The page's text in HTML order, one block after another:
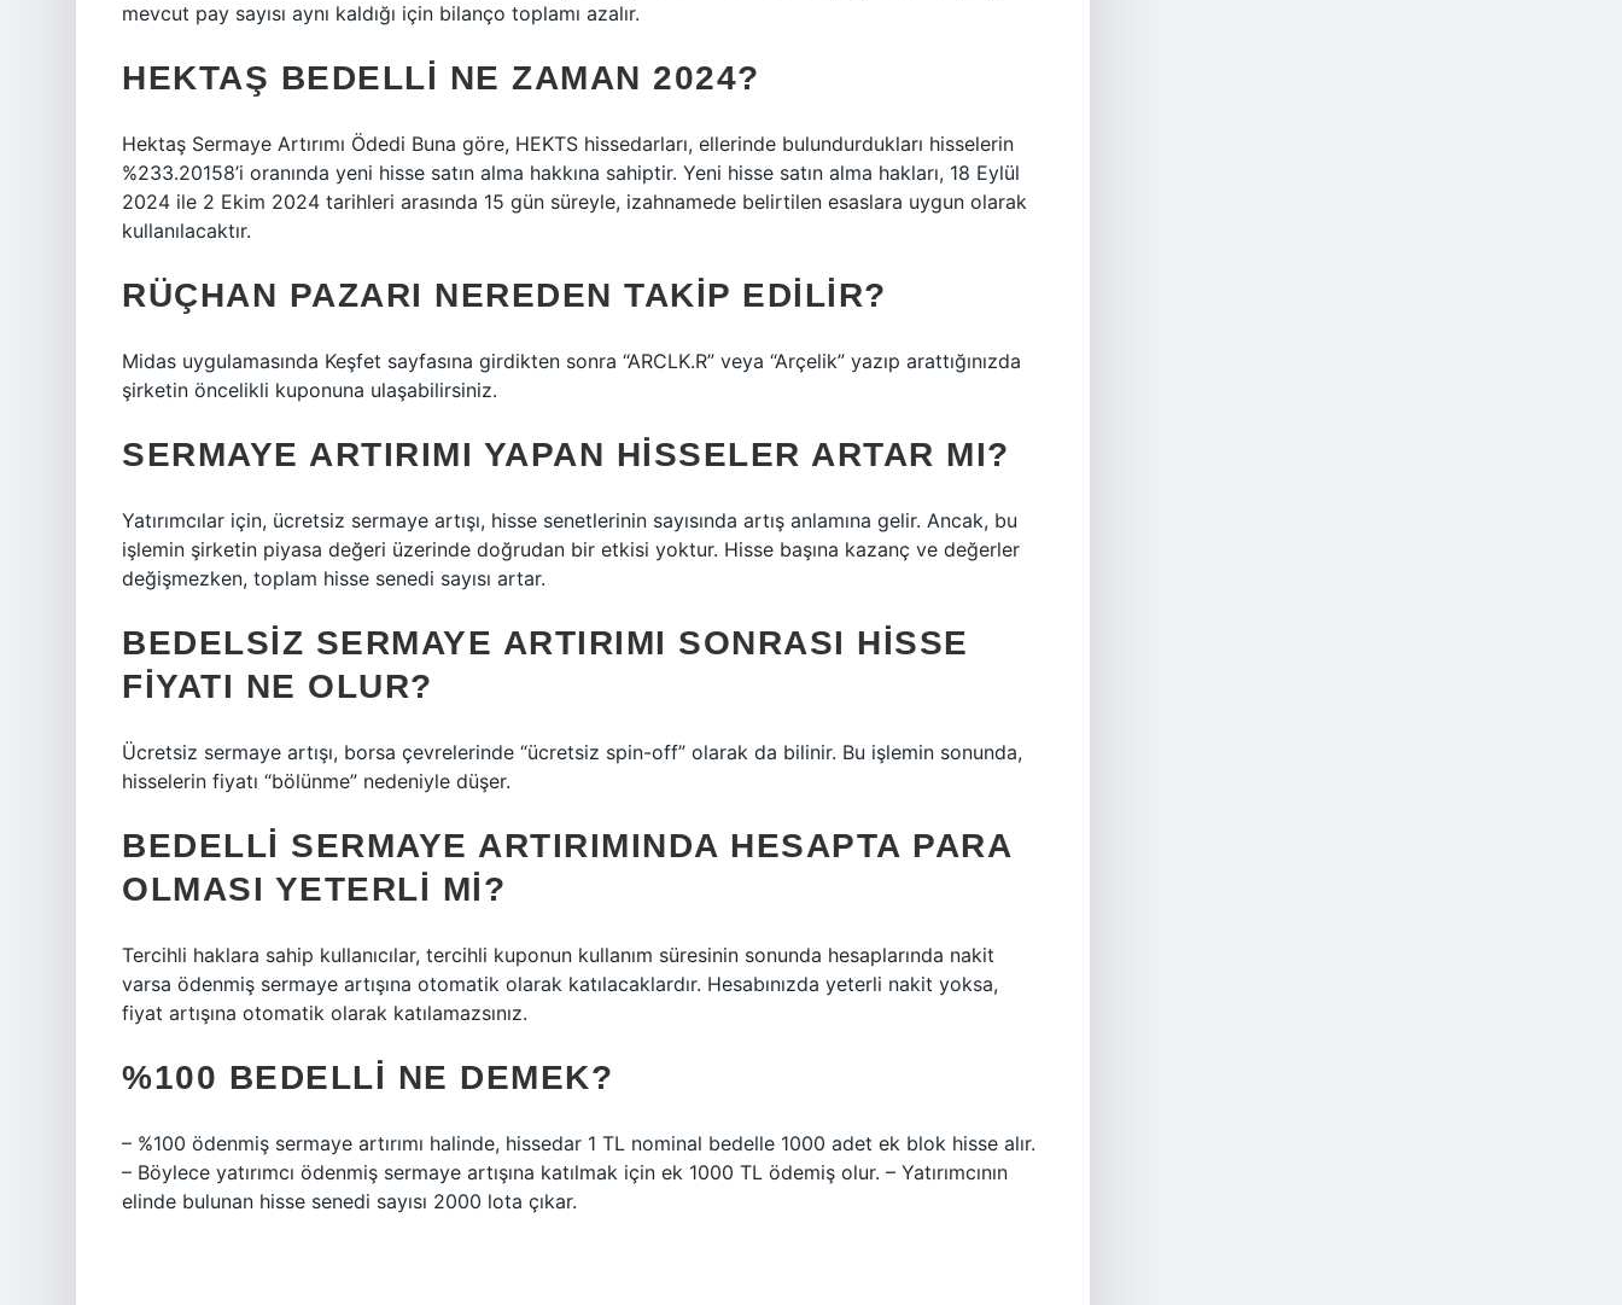
mevcut pay sayısı aynı kaldığı için bilanço toplamı azalır.
HEKTAŞ BEDELLI NE ZAMAN 2024?
Hektaş Sermaye Artırımı Ödedi Buna göre, HEKTS hissedarları, ellerinde bulundurdukları hisselerin
%233.20158’i oranında yeni hisse satın alma hakkına sahiptir. Yeni hisse satın alma hakları, 18 Eylül
2024 ile 2 Ekim 2024 tarihleri ​​arasında 15 gün süreyle, izahnamede belirtilen esaslara uygun olarak
kullanılacaktır.
RÜÇHAN PAZARI NEREDEN TAKIP EDILIR?
Midas uygulamasında Keşfet sayfasına girdikten sonra “ARCLK.R” veya “Arçelik” yazıp arattığınızda
şirketin öncelikli kuponuna ulaşabilirsiniz.
SERMAYE ARTIRIMI YAPAN HISSELER ARTAR MI?
Yatırımcılar için, ücretsiz sermaye artışı, hisse senetlerinin sayısında artış anlamına gelir. Ancak, bu
işlemin şirketin piyasa değeri üzerinde doğrudan bir etkisi yoktur. Hisse başına kazanç ve değerler
değişmezken, toplam hisse senedi sayısı artar.
BEDELSIZ SERMAYE ARTIRIMI SONRASI HISSE
FIYATI NE OLUR?
Ücretsiz sermaye artışı, borsa çevrelerinde “ücretsiz spin-off” olarak da bilinir. Bu işlemin sonunda,
hisselerin fiyatı “bölünme” nedeniyle düşer.
BEDELLI SERMAYE ARTIRIMINDA HESAPTA PARA
OLMASI YETERLI MI?
Tercihli haklara sahip kullanıcılar, tercihli kuponun kullanım süresinin sonunda hesaplarında nakit
varsa ödenmiş sermaye artışına otomatik olarak katılacaklardır. Hesabınızda yeterli nakit yoksa,
fiyat artışına otomatik olarak katılamazsınız.
%100 BEDELLI NE DEMEK?
– %100 ödenmiş sermaye artırımı halinde, hissedar 1 TL nominal bedelle 1000 adet ek blok hisse alır.
– Böylece yatırımcı ödenmiş sermaye artışına katılmak için ek 1000 TL ödemiş olur. – Yatırımcının
elinde bulunan hisse senedi sayısı 2000 lota çıkar.